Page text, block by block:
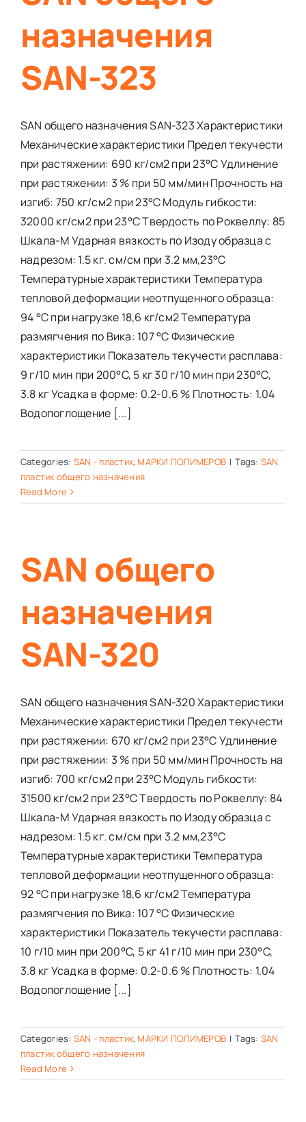
назначения
SAN-323
SAN общего назначения SAN-323 Характеристики
Механические характеристики Предел текучести
при растяжении: 690 кг/см2 при 23°С Удлинение
при растяжении: 3 % при 50 мм/мин Прочность на
изгиб: 750 кг/см2 при 23°С Модуль гибкости:
32000 кг/см2 при 23°С Твердость по Роквеллу: 85
Шкала-М Ударная вязкость по Изоду образца с
надрезом: 1.5 кг. см/см при 3.2 мм,23°C
Температурные характеристики Температура
тепловой деформации неотпущенного образца:
94 °C при нагрузке 18,6 кг/см2 Температура
размягчения по Вика: 107 °C Физические
характеристики Показатель текучести расплава:
9 г/10 мин при 200°C, 5 кг 30 г/10 мин при 230°C,
3.8 кг Усадка в форме: 0.2-0.6 % Плотность: 1.04
Водопоглощение [...]
Categories: SAN - пластик, МАРКИ ПОЛИМЕРОВ | Tags: SAN
пластик общего назначения
Read More
SAN общего
назначения
SAN-320
SAN общего назначения SAN-320 Характеристики
Механические характеристики Предел текучести
при растяжении: 670 кг/см2 при 23°С Удлинение
при растяжении: 3 % при 50 мм/мин Прочность на
изгиб: 700 кг/см2 при 23°С Модуль гибкости:
31500 кг/см2 при 23°С Твердость по Роквеллу: 84
Шкала-М Ударная вязкость по Изоду образца с
надрезом: 1.5 кг. см/см при 3.2 мм,23°C
Температурные характеристики Температура
тепловой деформации неотпущенного образца:
92 °C при нагрузке 18,6 кг/см2 Температура
размягчения по Вика: 107 °C Физические
характеристики Показатель текучести расплава:
10 г/10 мин при 200°C, 5 кг 41 г/10 мин при 230°C,
3.8 кг Усадка в форме: 0.2-0.6 % Плотность: 1.04
Водопоглощение [...]
Categories: SAN - пластик, МАРКИ ПОЛИМЕРОВ | Tags: SAN
пластик общего назначения
Read More